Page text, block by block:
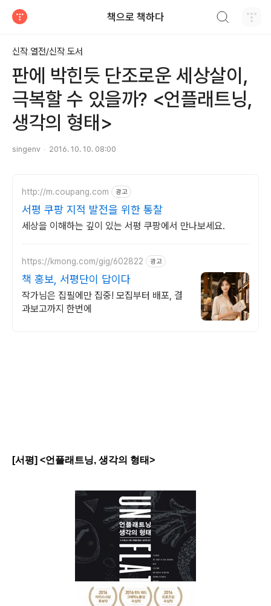
책으로 책하다
신작 열전/신작 도서
판에 박힌듯 단조로운 세상살이,
극복할 수 있을까? <언플래트닝,
생각의 형태>
singenv 2016. 10. 10. 08:00
http://m.coupang.com 광고
서평 쿠팡 지적 발전을 위한 통찰
세상을 이해하는 깊이 있는 서평 쿠팡에서 만나보세요.
https://kmong.com/gig/602822 광고
책 홍보, 서평단이 답이다
작가님은 집필에만 집중! 모집부터 배포, 결
과보고까지 한번에
[서평] <언플래트닝, 생각의 형태>